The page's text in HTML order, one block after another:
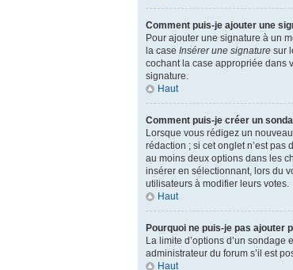
Comment puis-je ajouter une
Pour ajouter une signature à un
la case Insérer une signature sur
cochant la case appropriée dans
signature.
Haut
Comment puis-je créer un
Lorsque vous rédigez un
rédaction ; si cet onglet n’est
au moins deux options dans les
insérer en sélectionnant, lors du
utilisateurs à modifier leurs votes.
Haut
Pourquoi ne puis-je pas ajouter
La limite d’options d’un
administrateur du forum s’il est
Haut